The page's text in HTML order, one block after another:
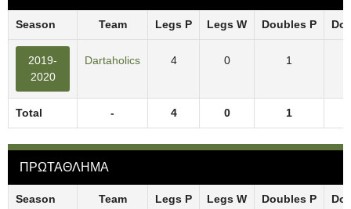
Season Team Legs P Legs W Doubles P
2019-
2020
Dartaholics 4 0 1
Total - 4 0 1
ΠΡΩΤΑΘΛΗΜΑ
Season Team Legs P Legs W Doubles P